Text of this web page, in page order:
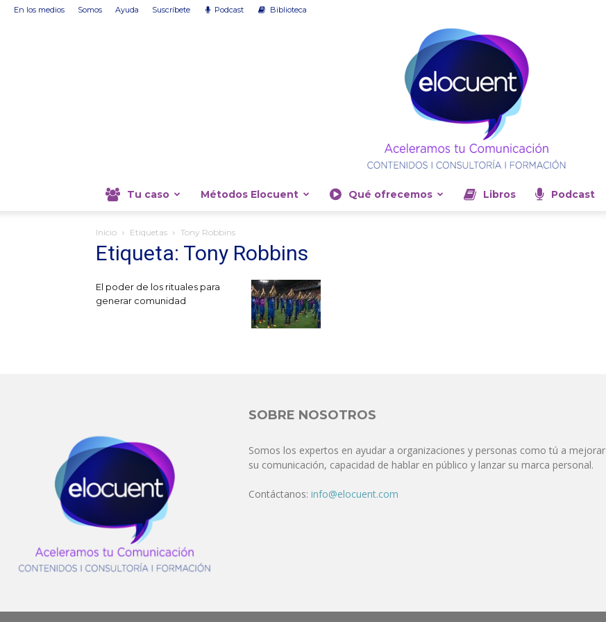
En los medios Somos Ayuda Suscríbete Podcast Biblioteca
Tu caso Métodos Elocuent Qué ofrecemos Libros Podcast
Inicio Etiquetas Tony Robbins
Etiqueta: Tony Robbins
El poder de los rituales para
generar comunidad
SOBRE NOSOTROS
Somos los expertos en ayudar a organizaciones y personas como tú a mejorar
su comunicación, capacidad de hablar en público y lanzar su marca personal.
Contáctanos: info@elocuent.com